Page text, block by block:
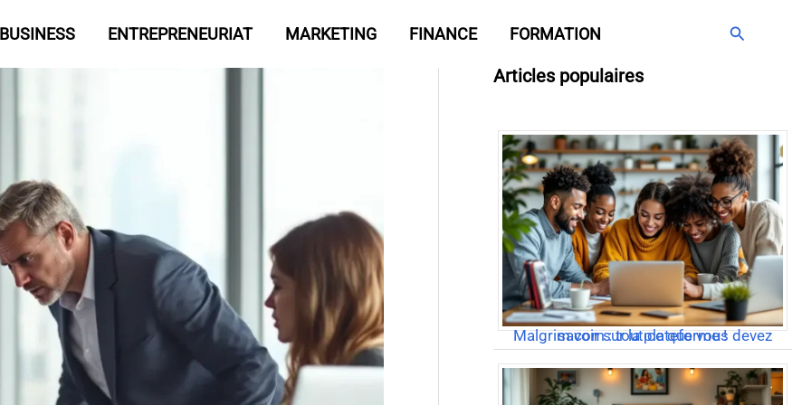
BUSINESS ENTREPRENEURIAT MARKETING FINANCE FORMATION Rechercher
Articles populaires
Malgrim com : tout ce que vous devez savoir sur la plateforme !